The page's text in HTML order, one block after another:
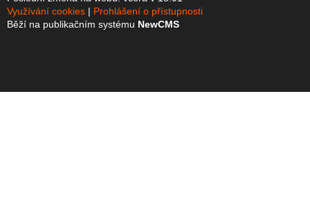
Využívání cookies
Prohlášení o přístupnosti
Běží na publikačním systému NewCMS